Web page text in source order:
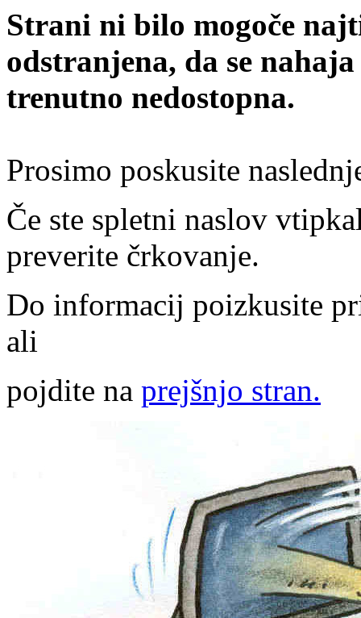
Strani ni bilo mogoče
odstranjena, da se
trenutno nedostopna.
Prosimo poskusite
Če ste spletni naslov
preverite črkovanje.
Do informacij poizkusite
ali
pojdite na prejšnjo stran.